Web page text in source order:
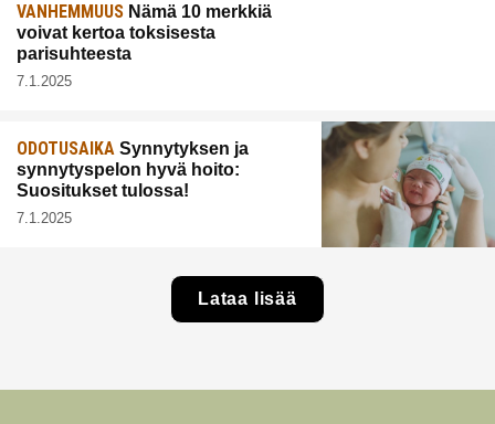
VANHEMMUUS Nämä 10 merkkiä
voivat kertoa toksisesta
parisuhteesta
7.1.2025
ODOTUSAIKA Synnytyksen ja
synnytyspelon hyvä hoito:
Suositukset tulossa!
7.1.2025
Lataa lisää